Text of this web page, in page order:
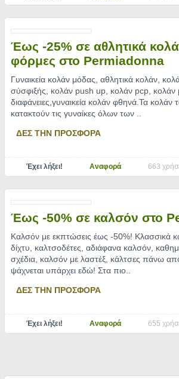
Έως -25% σε αθλητικά
φόρμες στο Permiadonna
Γυναικεία κολάν μόδας, αθλητικά κολάν,
σύσφιξής, κολάν push up, κολάν pcp, κολάν
διαφάνειες,γυναικεία κολάν φθηνά.Τα κολάν
κατακτούν τις γυναίκες όλων των
ΔΕΣ ΤΗΝ ΠΡΟΣΦΟΡΑ
Έχει λήξει! Αναφορά 663
Έως -50% σε καλσόν στο
Καλσόν με εκπτώσεις έως -50%! Κλασσικά
δίχτυ, καλτσοδέτες, αδιάφανα καλσόν,
σχέδια, καλσόν με λαστέξ, κάλτσες πάνω
ψάχνεται υπάρχει εδώ! Στα πιο..
ΔΕΣ ΤΗΝ ΠΡΟΣΦΟΡΑ
Έχει λήξει! Αναφορά 655